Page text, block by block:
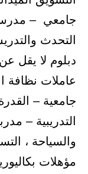
جامعي –
التحدث
دبلوم لا يقل
عاملات نظافة
جامعية –
التدريبية –
والسياحة ،
مؤهلات